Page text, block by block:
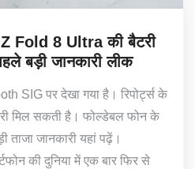
Fold 8 Ultra की बैटरी
बड़ी जानकारी लीक
SIG पर देखा गया है। रिपोर्ट्स के
मिल सकती है। फोल्डेबल फोन के
ताजा जानकारी यहां पढ़ें।
की दुनिया में एक बार फिर से